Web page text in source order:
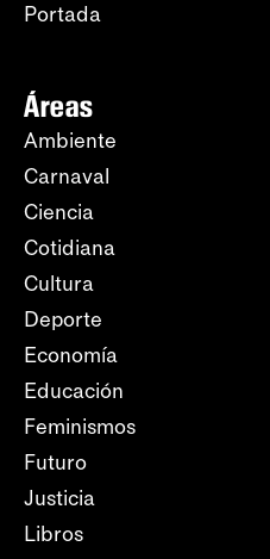
Portada
Áreas
Ambiente
Carnaval
Ciencia
Cotidiana
Cultura
Deporte
Economía
Educación
Feminismos
Futuro
Justicia
Libros